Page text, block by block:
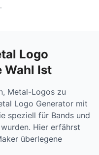
Logo
Wahl Ist
Metal-Logos zu
Logo Generator mit
speziell für Bands und
Hier erfährst
überlegene